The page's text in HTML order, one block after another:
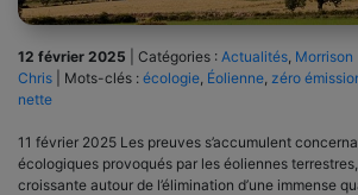
12 février 2025 Catégories : Actualités Morrison
Chris
Mots-clés : écologie Éolienne zéro
nette
11 février 2025 Les preuves s’accumulent
écologiques provoqués par les éoliennes
croissante autour de l’élimination d’une immense